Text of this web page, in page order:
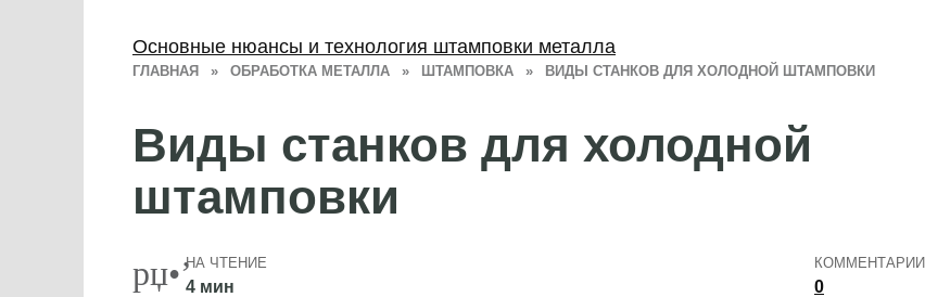
ГЛАВНАЯ » ОБРАБОТКА МЕТАЛЛА » ШТАМПОВКА » ВИДЫ СТАНКОВ ДЛЯ ХОЛОДНОЙ ШТАМПОВКИ
Виды станков для холодной
штамповки
НА ЧТЕНИЕ
4 мин
КОММЕНТАРИИ
0
Основные нюансы и технология штамповки металла